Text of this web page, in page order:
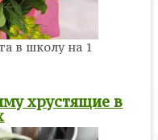
в школу на 1
хрустящие в